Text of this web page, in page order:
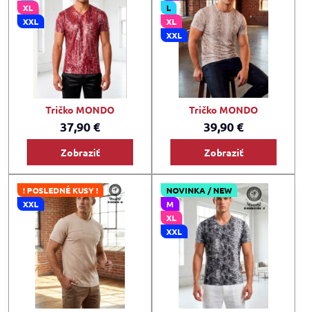
XL
XXL
Tričko MONDO
37,90 €
Zobraziť
L
XL
XXL
Tričko MONDO
39,90 €
Zobraziť
! POSLEDNÉ KUSY !
XXL
NOVINKA / NEW
M
XL
XXL